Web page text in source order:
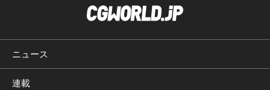
ニュース
連載